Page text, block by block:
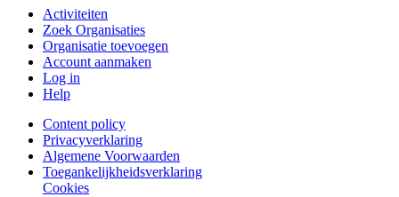
Activiteiten
Zoek Organisaties
Organisatie toevoegen
Account aanmaken
Log in
Help
Content policy
Privacyverklaring
Algemene Voorwaarden
Toegankelijkheidsverklaring
Cookies